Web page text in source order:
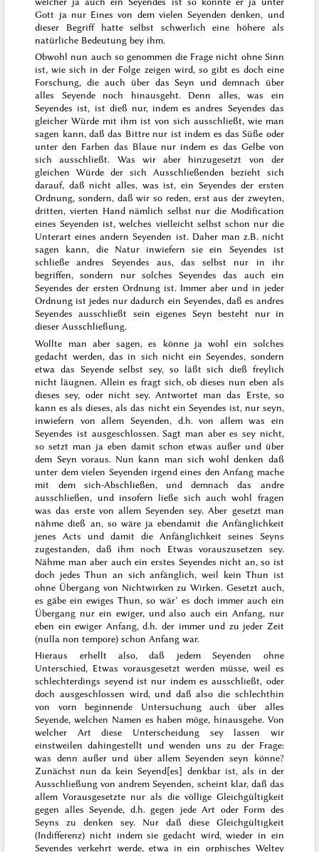
Gott ja nur Eines von dem vielen Seyenden denken, und
dieser Begriff hatte selbst schwerlich eine höhere als
natürliche Bedeutung bey ihm.
Obwohl nun auch so genommen die Frage nicht ohne Sinn
ist, wie sich in der Folge zeigen wird, so gibt es doch eine
Forschung, die auch über das Seyn und demnach über
alles Seyende noch hinausgeht. Denn alles, was ein
Seyendes ist, ist dieß nur, indem es andres Seyendes das
gleicher Würde mit ihm ist von sich ausschließt, wie man
sagen kann, daß das Bittre nur ist indem es das Süße oder
unter den Farben das Blaue nur indem es das Gelbe von
sich ausschließt. Was wir aber hinzugesetzt von der
gleichen Würde der sich Ausschließenden bezieht sich
darauf, daß nicht alles, was ist, ein Seyendes der ersten
Ordnung, sondern, daß wir so reden, erst aus der zweyten,
dritten, vierten Hand nämlich selbst nur die Modification
eines Seyenden ist, welches vielleicht selbst schon nur die
Unterart eines andern Seyenden ist. Daher man z.B. nicht
sagen kann, die Natur inwiefern sie ein Seyendes ist
schließeandres Seyendes aus, das selbst nur in ihr
begriffen, sondern nur solches Seyendes das auch ein
Seyendes der ersten Ordnung ist. Immer aber und in jeder
Ordnung ist jedes nur dadurch ein Seyendes, daß es andres
Seyendes ausschließt sein eigenes Seyn besteht nur in
dieser Ausschließung.
Wollte man aber sagen, es könne ja wohl ein solches
gedacht werden, das in sich nichtein Seyendes, sondern
etwa das Seyende selbst sey, so läßt sich dieß freylich
nicht läugnen. Allein es fragt sich, ob dieses nun eben als
diesessey, oder nicht sey. Antwortet man das Erste, so
kann esals dieses, als das nicht ein Seyendes ist, nur seyn,
inwiefern von allem Seyenden, d.h. von allem was ein
Seyendes ist ausgeschlossen. Sagt man aber es sey nicht,
so setzt man ja eben damit schon etwas außer und über
dem Seyn voraus. Nun kann man sich wohl denken daß
unter dem vielen Seyenden irgend eines den Anfang mache
mit dem sich-Abschließen, und demnach das andre
ausschließen, und insofern ließe sich auch wohl fragen
was das erste von allem Seyenden sey. Aber gesetzt man
nähme dieß an, so wäre ja ebendamit die Anfänglichkeit
jenes Acts und damit die Anfänglichkeit seines Seyns
zugestanden, daß ihm noch Etwas vorauszusetzen sey.
Nähme man aber auch ein erstes Seyendes nicht an, so ist
doch jedes Thunan sich anfänglich, weil kein Thun ist
ohne Übergang von Nichtwirken zu Wirken. Gesetzt auch,
es gäbe ein ewiges Thun, so wär’ es doch immer auch ein
Übergang nur ein ewiger, und also auch ein Anfang, nur
eben ein ewiger Anfang, d.h. der immer und zu jeder Zeit
(nulla non tempore) schon Anfang war.
Hieraus erhellt also, daß jedem Seyenden ohne
Unterschied, Etwas vorausgesetzt werden müsse, weil es
schlechterdings seyend ist nur indem es ausschließt, oder
doch ausgeschlossen wird, und daß also die schlechthin
von vorn beginnende Untersuchung auch über alles
Seyende, welchen Namen es haben möge, hinausgehe. Von
welcher Art diese Unterscheidung sey lassen wir
einstweilen dahingestellt und wenden uns zu der Frage:
was denn außer und über allem Seyenden seyn könne?
Zunächst nun da kein Seyend[es] denkbar ist, als in der
Ausschließung von andrem Seyenden, scheint klar, daß das
allem Vorausgesetzte nur als die völlige Gleichgültigkeit
gegen alles Seyende, d.h. gegen jede Art oder Form des
Seyns zu denken sey. Nur daß diese Gleichgültigkeit
(Indifferenz) nicht indem sie gedacht wird, wieder in ein
Seyendes verkehrt werde, etwa in ein orphisches Weltey